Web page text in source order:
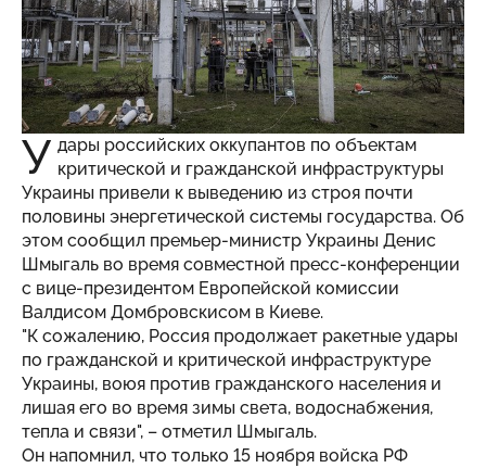
У дары российских оккупантов по объектам
критической и гражданской инфраструктуры
Украины привели к выведению из строя почти
половины энергетической системы государства. Об
этом сообщил премьер-министр Украины Денис
Шмыгаль во время совместной пресс-конференции
с вице-президентом Европейской комиссии
Валдисом Домбровскисом в Киеве.
"К сожалению, Россия продолжает ракетные удары
по гражданской и критической инфраструктуре
Украины, воюя против гражданского населения и
лишая его во время зимы света, водоснабжения,
тепла и связи", – отметил Шмыгаль.
Он напомнил, что только 15 ноября войска РФ